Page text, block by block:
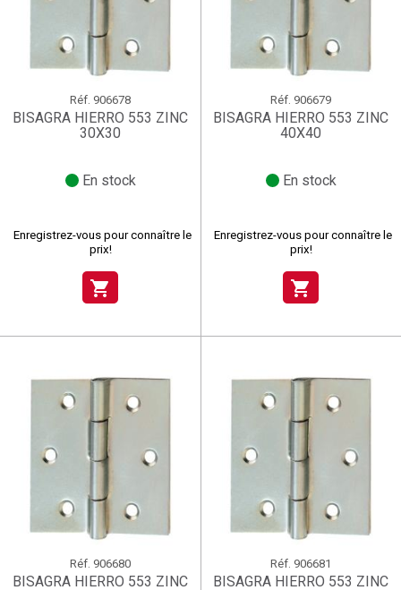
Réf. 906678
BISAGRA HIERRO 553 ZINC
30X30
En stock
Enregistrez-vous pour connaître le
prix!
shopping_cart
Réf. 906679
BISAGRA HIERRO 553 ZINC
40X40
En stock
Enregistrez-vous pour connaître le
prix!
shopping_cart
Réf. 906680
BISAGRA HIERRO 553 ZINC
Réf. 906681
BISAGRA HIERRO 553 ZINC